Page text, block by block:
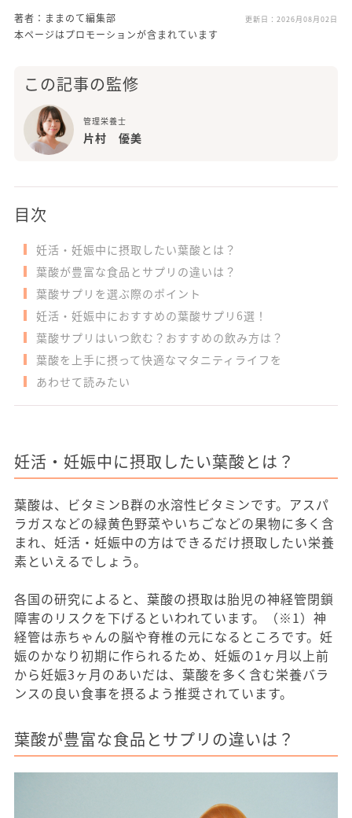
著者：ままのて編集部 更新日： 2026月08月02日
本ページはプロモーションが含まれています
この記事の監修
管理栄養士
片村 優美
目次
妊活・妊娠中に摂取したい葉酸とは？
葉酸が豊富な食品とサプリの違いは？
葉酸サプリを選ぶ際のポイント
妊活・妊娠中におすすめの葉酸サプリ6選！
葉酸サプリはいつ飲む？おすすめの飲み方は？
葉酸を上手に摂って快適なマタニティライフを
あわせて読みたい
妊活・妊娠中に摂取したい葉酸とは？
葉酸は、ビタミンB群の水溶性ビタミンです。アスパ
ラガスなどの緑黄色野菜やいちごなどの果物に多く含
まれ、妊活・妊娠中の方はできるだけ摂取したい栄養
素といえるでしょう。
各国の研究によると、葉酸の摂取は胎児の神経管閉鎖
障害のリスクを下げるといわれています。（※1）神
経管は赤ちゃんの脳や脊椎の元になるところです。妊
娠のかなり初期に作られるため、妊娠の1ヶ月以上前
から妊娠3ヶ月のあいだは、葉酸を多く含む栄養バラ
ンスの良い食事を摂るよう推奨されています。
葉酸が豊富な食品とサプリの違いは？